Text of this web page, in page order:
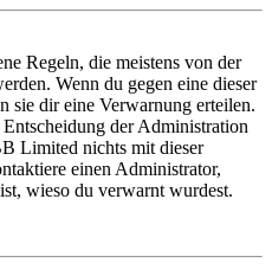
Regeln, die meistens von der
Wenn du gegen eine dieser
sie dir eine Verwarnung erteilen.
der Administration
Limited nichts mit dieser
einen Administrator,
wieso du verwarnt wurdest.